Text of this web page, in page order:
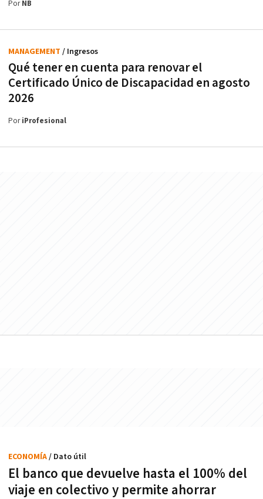
PorNB
Qué tener en cuenta para renovar el
Certificado Único de Discapacidad en agosto
2026
MANAGEMENT / Ingresos
PoriProfesional
El banco que devuelve hasta el 100% del
viaje en colectivo y permite ahorrar
ECONOMÍA/ Dato útil